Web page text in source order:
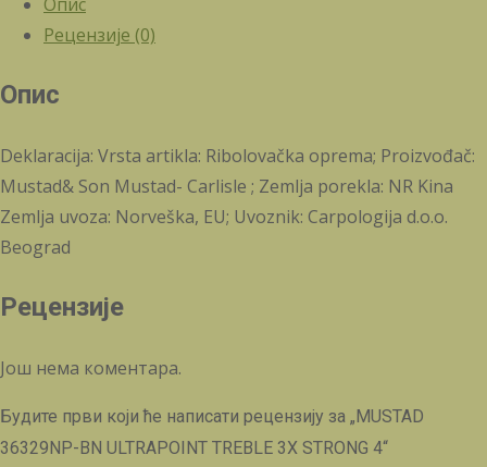
STRONG
количина
Рецензије (0)
Опис
Deklaracija: Vrsta artikla: Ribolovačka oprema; Proizvođač:
Mustad& Son Mustad- Carlisle ; Zemlja porekla: NR Kina
Zemlja uvoza: Norveška, EU; Uvoznik: Carpologija d.o.o.
Beograd
Рецензије
Још нема коментара.
Будите први који ће написати рецензију за „MUSTAD
36329NP-BN ULTRAPOINT TREBLE 3X STRONG 4“